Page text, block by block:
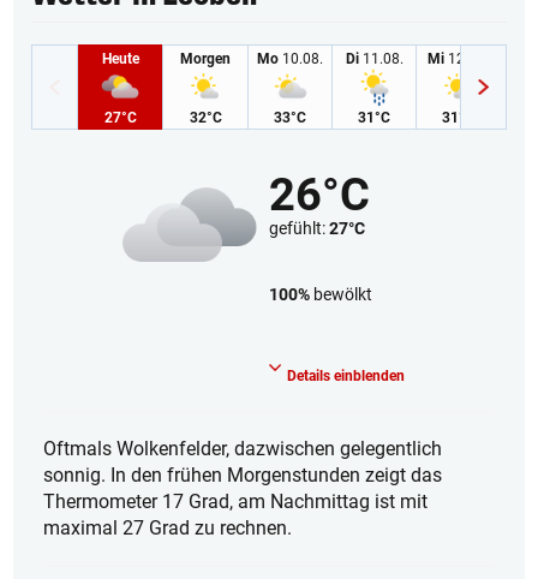
Heute
27°C
Morgen
32°C
Mo 10.08.
33°C
Di11.08.
31°C
Mi 12.08.
31°C
26°C
gefühlt:27°C
100% bewölkt
Details einblenden
Oftmals Wolkenfelder, dazwischen gelegentlich
sonnig. In den frühen Morgenstunden zeigt das
Thermometer 17 Grad, am Nachmittag ist mit
maximal 27 Grad zu rechnen.